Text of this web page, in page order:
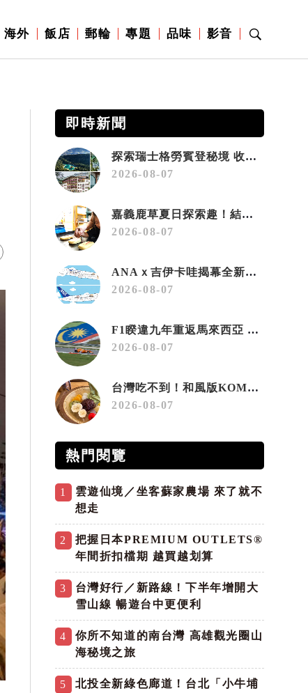
海外 飯店 郵輪 專題 品味 影音
即時新聞
探索瑞士格勞賓登秘境 收藏六種阿爾卑斯夏日療癒之旅
2026-08-07
嘉義鹿草夏日探索趣！結合科學、農場與自然的親子小旅行
2026-08-07
ANAｘ吉伊卡哇揭幕全新彩繪機「Chiikawa JET」
2026-08-07
F1睽違九年重返馬來西亞 三大國際賽事打造10月運動旅遊熱潮 賽車、自行車、路跑同週登場
2026-08-07
台灣吃不到！和風版KOMEDA咖啡讓你吃遍名古屋在地美食
2026-08-07
熱門閱覽
1
雲遊仙境／坐客蘇家農場 來了就不
想走
2
把握日本PREMIUM OUTLETS®
年間折扣檔期 越買越划算
3
台灣好行／新路線！下半年增開大
雪山線 暢遊台中更便利
4
你所不知道的南台灣 高雄觀光圈山
海秘境之旅
5
北投全新綠色廊道！台北「小牛埔